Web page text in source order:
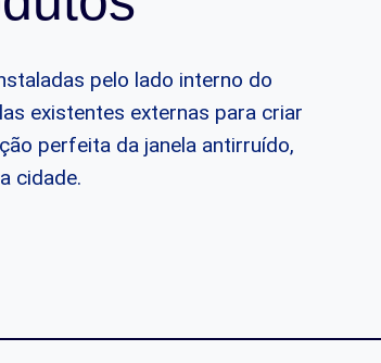
pelo lado interno do
existentes externas para criar
perfeita da janela antirruído,
cidade.